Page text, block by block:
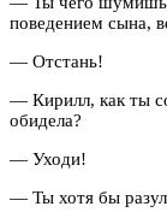
поведением сына,
— Отстань!
— Кирилл, как ты
обидела?
— Уходи!
— Ты хотя бы